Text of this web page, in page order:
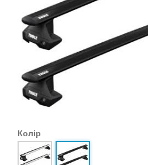
Колір